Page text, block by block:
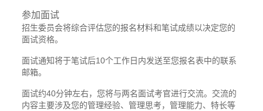
参加面试
招生委员会将综合评估您的报名材料和笔试成绩以决定您的
面试资格。
面试通知将于笔试后10个工作日内发送至您报名表中的联系
邮箱。
面试约40分钟左右，您将与两名面试考官进行交流。交流的
内容主要涉及您的管理经验、管理思考，管理能力、特长等